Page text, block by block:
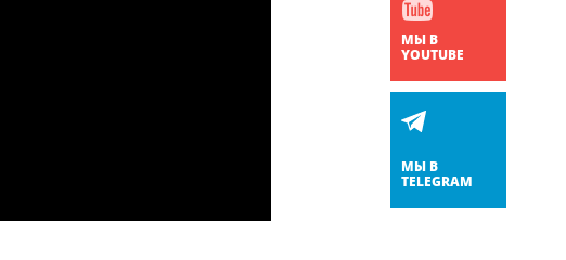
МЫ В
YOUTUBE
МЫ В
TELEGRAM